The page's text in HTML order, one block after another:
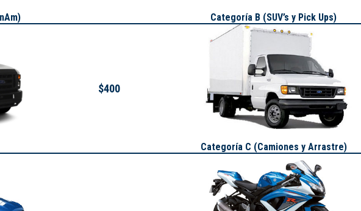
) Categoría B (SUV’s y Pick Ups)
$400
Categoría C (Camiones y Arrastre)